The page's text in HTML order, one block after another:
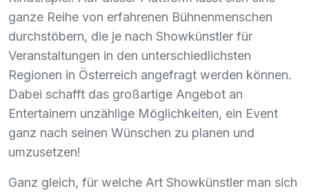
ganze Reihe von erfahrenen Bühnenmenschen
durchstöbern, die je nach Showkünstler für
Veranstaltungen in den unterschiedlichsten
Regionen in Österreich angefragt werden können.
Dabei schafft das großartige Angebot an
Entertainern unzählige Möglichkeiten, ein Event
ganz nach seinen Wünschen zu planen und
umzusetzen!
Ganz gleich, für welche Art Showkünstler man sich